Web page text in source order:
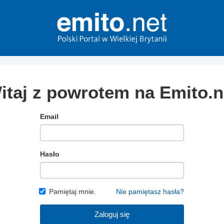
z powrotem na
Email
Hasło
Pamiętaj mnie. Nie pamiętasz hasła?
Zaloguj się